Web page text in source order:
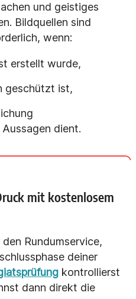
und geistiges
Bildquellen sind
wenn:
erstellt wurde,
geschützt ist,
dient.
mit kostenlosem
Rundumservice,
deiner
kontrollierst
dann direkt die